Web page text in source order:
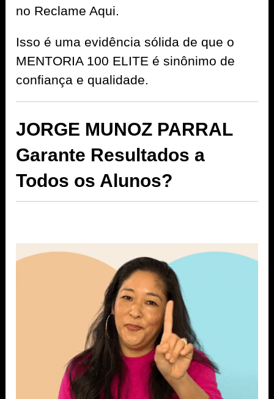
no Reclame Aqui.
Isso é uma evidência sólida de que o
MENTORIA 100 ELITE é sinônimo de
confiança e qualidade.
JORGE MUNOZ PARRAL
Garante Resultados a
Todos os Alunos?